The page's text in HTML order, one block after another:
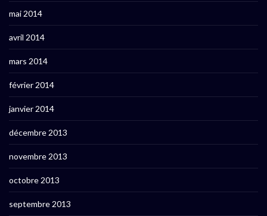
mai 2014
avril 2014
mars 2014
février 2014
janvier 2014
décembre 2013
novembre 2013
octobre 2013
septembre 2013